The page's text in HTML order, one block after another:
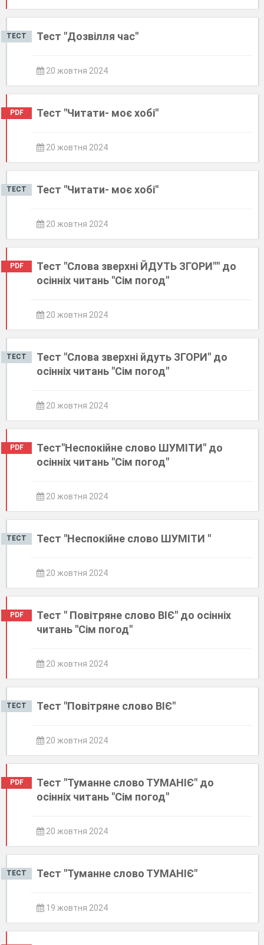
ТЕСТ Тест "Дозвілля час"
20 жовтня 2024
PDF Тест "Читати- моє хобі"
20 жовтня 2024
ТЕСТ Тест "Читати- моє хобі"
20 жовтня 2024
PDF
Тест "Слова зверхні ЙДУТЬ ЗГОРИ"" до
осінніх читань "Сім погод"
20 жовтня 2024
ТЕСТ
Тест "Слова зверхні йдуть ЗГОРИ" до
осінніх читань "Сім погод"
20 жовтня 2024
PDF
Тест"Неспокійне слово ШУМІТИ" до
осінніх читань "Сім погод"
20 жовтня 2024
ТЕСТ Тест "Неспокійне слово ШУМІТИ "
20 жовтня 2024
PDF
Тест " Повітряне слово ВІЄ" до осінніх
читань "Сім погод"
20 жовтня 2024
ТЕСТ Тест "Повітряне слово ВІЄ"
20 жовтня 2024
PDF
Тест "Туманне слово ТУМАНІЄ" до
осінніх читань "Сім погод"
20 жовтня 2024
ТЕСТ Тест "Туманне слово ТУМАНІЄ"
19 жовтня 2024